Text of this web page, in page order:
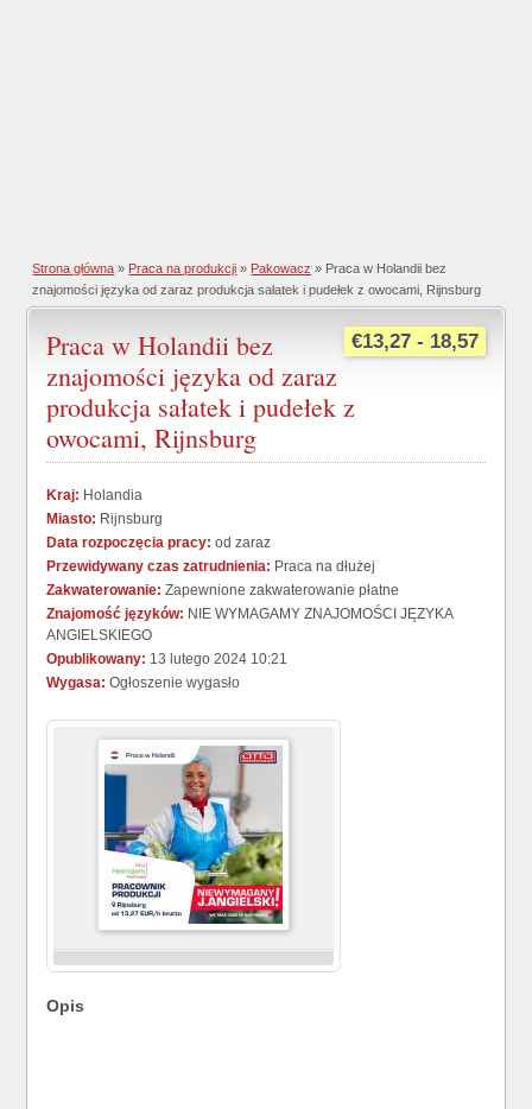
Strona główna » Praca na produkcji » Pakowacz » Praca w Holandii bez
znajomości języka od zaraz produkcja sałatek i pudełek z owocami, Rijnsburg
€13,27 - 18,57
Praca w Holandii bez
znajomości języka od zaraz
produkcja sałatek i pudełek z
owocami, Rijnsburg
Kraj: Holandia
Miasto: Rijnsburg
Data rozpoczęcia pracy: od zaraz
Przewidywany czas zatrudnienia: Praca na dłużej
Zakwaterowanie: Zapewnione zakwaterowanie płatne
Znajomość języków: NIE WYMAGAMY ZNAJOMOŚCI JĘZYKA
ANGIELSKIEGO
Opublikowany: 13 lutego 2024 10:21
Wygasa: Ogłoszenie wygasło
Opis